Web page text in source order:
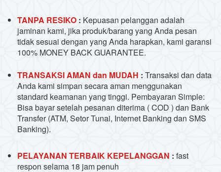
TANPA RESIKO : Kepuasan pelanggan adalah
jaminan kami, jika produk/barang yang Anda pesan
tidak sesuai dengan yang Anda harapkan, kami garansi
100% MONEY BACK GUARANTEE.
TRANSAKSI AMAN dan MUDAH : Transaksi dan data
Anda kami simpan secara aman menggunakan
standard keamanan yang tinggi. Pembayaran Simple:
Bisa bayar setelah pesanan diterima ( COD ) dan Bank
Transfer (ATM, Setor Tunai, Internet Banking dan SMS
Banking).
PELAYANAN TERBAIK KEPELANGGAN : fast
respon selama 18 jam penuh